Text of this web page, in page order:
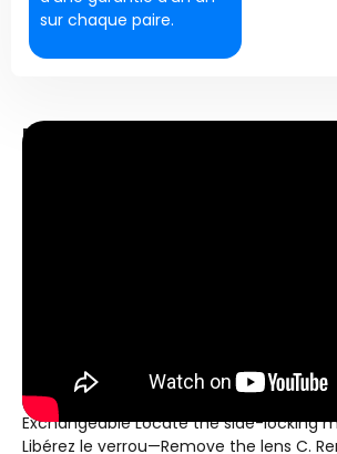
sur chaque paire.
Lunettes de ski à verres
garantir une étanchéité sans espace
(empêche la neige de pénétrer). B.
Exchangeable Locate the side-locking
Libérez le verrou—Remove the lens C.